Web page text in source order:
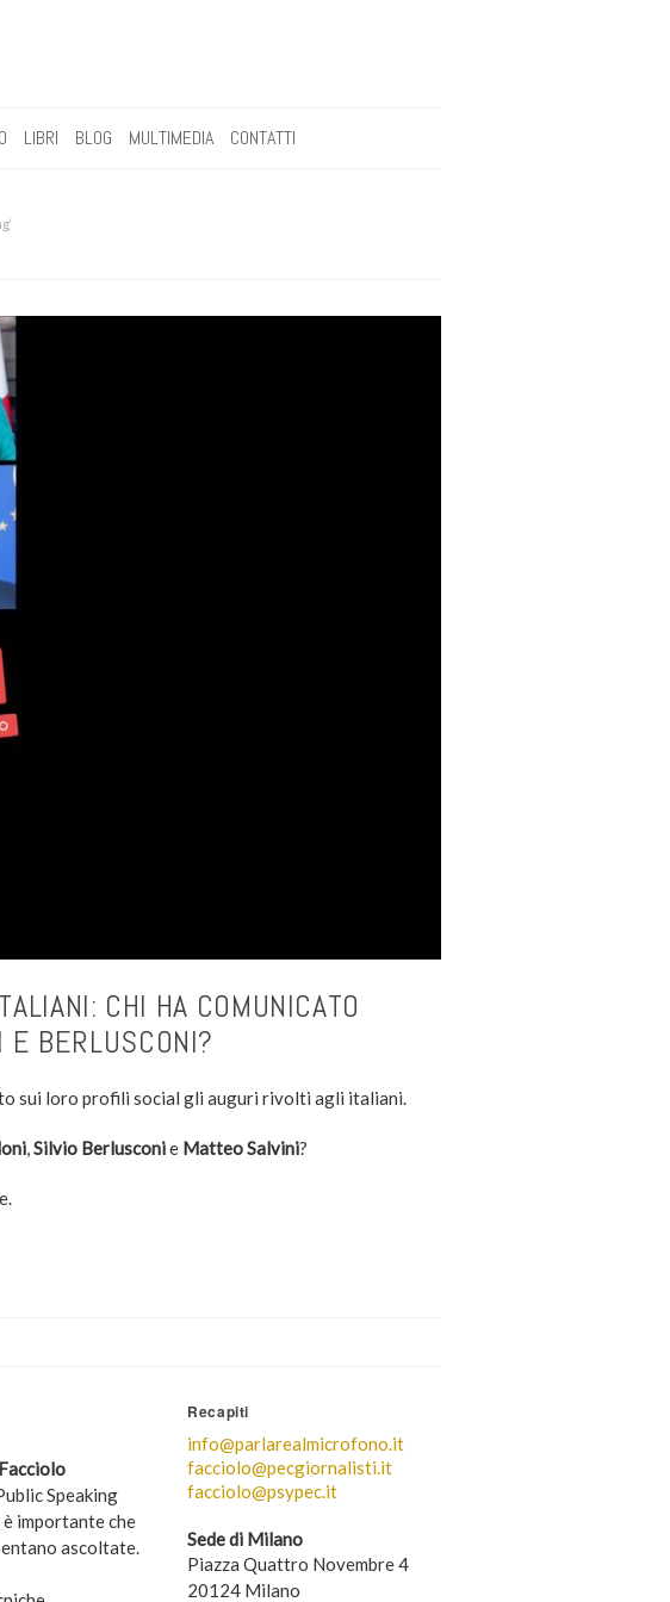
LIBRI BLOG MULTIMEDIA CONTATTI
CHI HA COMUNICATO
E BERLUSCONI?
sui loro profili social gli auguri rivolti agli italiani.
,Silvio Berlusconie Matteo Salvini?
Speaking
è importante che
ascoltate.
Recapiti
info@parlarealmicrofono.it
facciolo@pecgiornalisti.it
facciolo@psypec.it
Sede di Milano
Piazza Quattro Novembre 4
20124 Milano